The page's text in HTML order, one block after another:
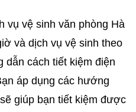
vụ vệ sinh văn phòng Hà
và dịch vụ vệ sinh theo
dẫn cách tiết kiệm điện
áp dụng các hướng
giúp bạn tiết kiệm được